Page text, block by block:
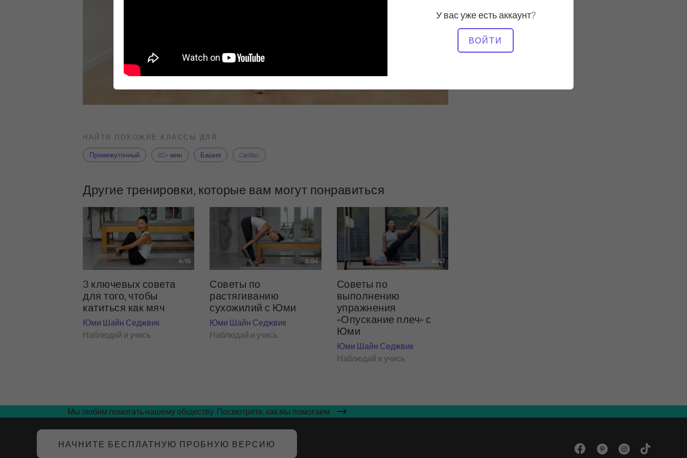
У вас уже есть аккаунт?
ВОЙТИ
НЕОБХОДИМОЕ
ОБОРУДОВАНИЕ
НАЙТИ ПОХОЖИЕ КЛАССЫ ДЛЯ
Промежуточный
60+ мин Башня Cadillac
Другие тренировки, которые вам могут понравиться
4:16
3 ключевых совета
для того, чтобы
катиться как мяч
Юми Шайн Седжвик
Наблюдай и учись
6:54
Советы по
растягиванию
сухожилий с Юми
Юми Шайн Седжвик
Наблюдай и учись
4:47
Советы по
выполнению
упражнения
«Опускание плеч» с
Юми
Юми Шайн Седжвик
Наблюдай и учись
Мы любим помогать нашему обществу. Посмотрите, как мы помогаем.
НАЧНИТЕ БЕСПЛАТНУЮ ПРОБНУЮ ВЕРСИЮ